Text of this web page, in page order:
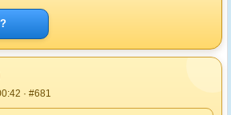
· #681